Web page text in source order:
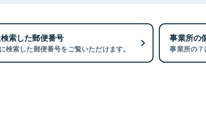
索した郵便番号
検索した郵便番号をご覧いただけます。
事業所の
事業所の７